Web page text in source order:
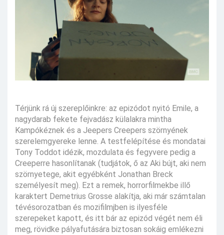
Térjünk rá új szereplőinkre: az epizódot nyitó Emile, a
nagydarab fekete fejvadász külalakra mintha
Kampókéznek és a Jeepers Creepers szörnyének
szerelemgyereke lenne. A testfelépítése és mondatai
Tony Toddot idézik, mozdulata és fegyvere pedig a
Creeperre hasonlítanak (tudjátok, ő az Aki bújt, aki nem
szörnyetege, akit egyébként Jonathan Breck
személyesít meg). Ezt a remek, horrorfilmekbe illő
karaktert Demetrius Grosse alakítja, aki már számtalan
tévésorozatban és mozifilmjben is ilyesféle
szerepeket kapott, és itt bár az epizód végét nem éli
meg, rövidke pályafutására biztosan sokáig emlékezni